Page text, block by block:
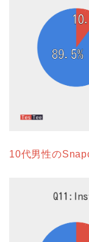
10代男性の